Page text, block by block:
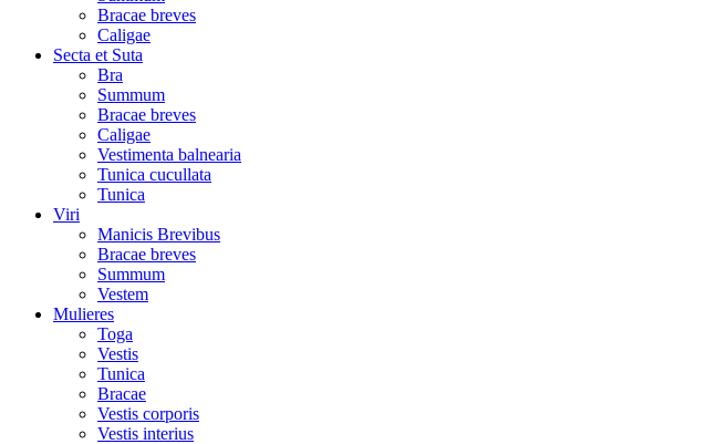
Bracae breves
Caligae
Secta et Suta
Bra
Summum
Bracae breves
Caligae
Vestimenta balnearia
Tunica cucullata
Tunica
Viri
Manicis Brevibus
Bracae breves
Summum
Vestem
Mulieres
Toga
Vestis
Tunica
Bracae
Vestis corporis
Vestis interius